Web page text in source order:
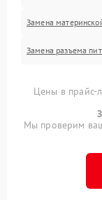
Замена
Замена разъема
Цены в прайс-
Мы проверим